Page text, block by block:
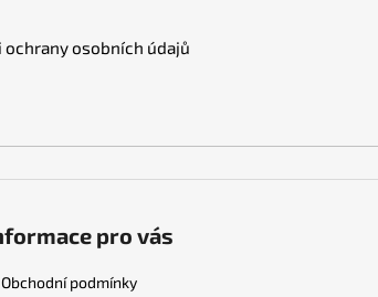
ochrany osobních údajů
pro vás
Obchodní podmínky